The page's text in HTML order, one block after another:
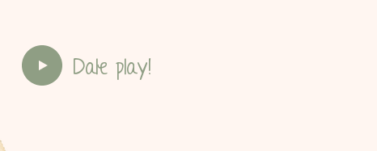
Dale play!